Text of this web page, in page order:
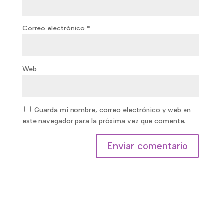
Correo electrónico *
Web
Guarda mi nombre, correo electrónico y web en
este navegador para la próxima vez que comente.